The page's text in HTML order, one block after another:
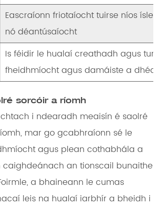
Eascraíonn friotaíocht tuirse níos
nó déantúsaíocht
Is féidir le hualaí creathadh agus
fheidhmíocht agus damáiste a
sorcóir a ríomh
i ndearadh meaisín é saolré
mar go gcabhraíonn sé le
agus plean cothabhála a
caighdeánach an tionscail bunaithe
a bhaineann le cumas
leis na hualaí iarbhír a bheidh i